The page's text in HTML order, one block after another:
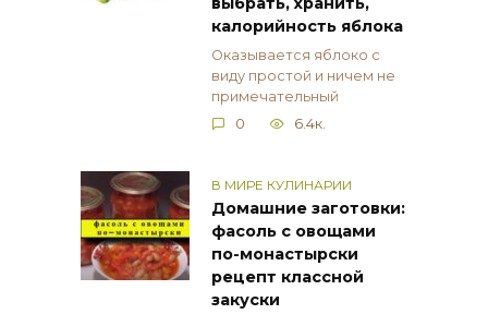
калорийность яблока
Оказывается яблоко с
виду простой и ничем не
примечательный
0
6.4к.
В МИРЕ КУЛИНАРИИ
Домашние заготовки:
фасоль с овощами
по-монастырски
рецепт классной
закуски